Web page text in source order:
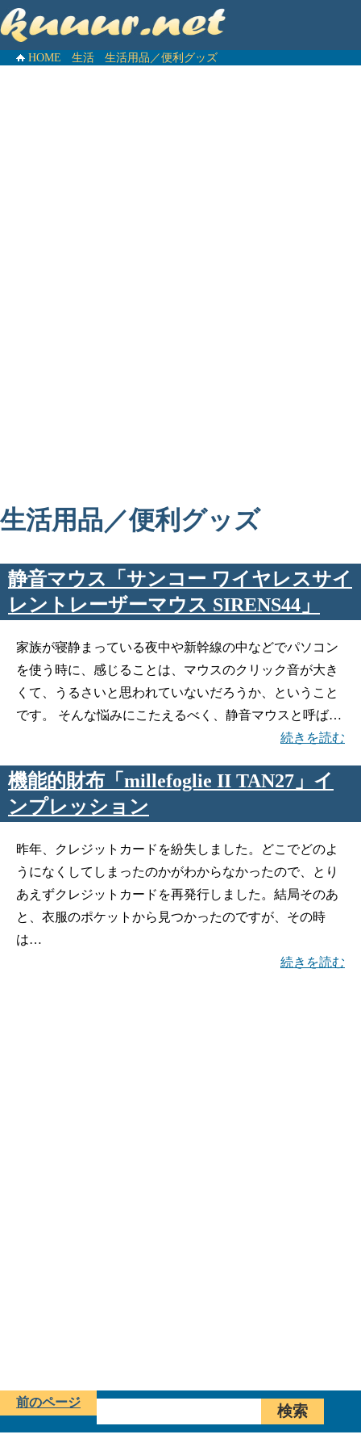
HOME 生活 生活用品／便利グッズ
生活用品／便利グッズ
静音マウス「サンコー ワイヤレスサイ
レントレーザーマウス SIRENS44」
家族が寝静まっている夜中や新幹線の中などでパソコン
を使う時に、感じることは、マウスのクリック音が大き
くて、うるさいと思われていないだろうか、ということ
です。 そんな悩みにこたえるべく、静音マウスと呼ば…
続きを読む
機能的財布「millefoglie II TAN27」イ
ンプレッション
昨年、クレジットカードを紛失しました。どこでどのよ
うになくしてしまったのかがわからなかったので、とり
あえずクレジットカードを再発行しました。結局そのあ
と、衣服のポケットから見つかったのですが、その時
は…
続きを読む
前のページ